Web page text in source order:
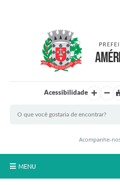
Acessibilidade
Acompanhe-
MENU